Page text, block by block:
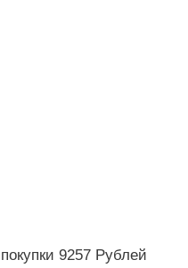
9257 Рублей